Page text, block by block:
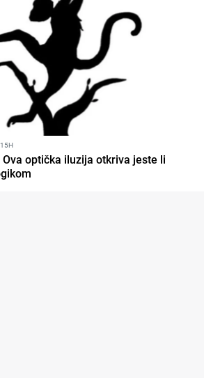
optička iluzija otkriva jeste li